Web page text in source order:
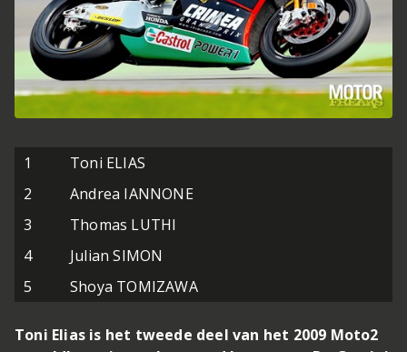
1
Toni ELIAS
2
Andrea IANNONE
3
Thomas LUTHI
4
Julian SIMON
5
Shoya TOMIZAWA
Toni Elias is het tweede deel van het 2009 Moto2